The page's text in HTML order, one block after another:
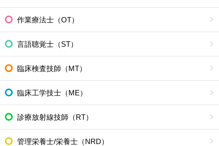
作業療法士（OT）
言語聴覚士（ST）
臨床検査技師（MT）
臨床工学技士（ME）
診療放射線技師（RT）
管理栄養士/栄養士（NRD）